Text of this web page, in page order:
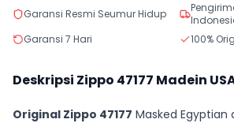
Garansi Resmi Seumur Hidup
Garansi 7 Hari
100%
Deskripsi Zippo 47177 Madein
Original Zippo 47177 Masked Egyptian